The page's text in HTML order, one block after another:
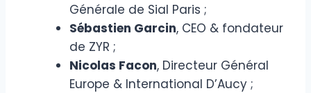
Générale de Sial Paris ;
Sébastien Garcin, CEO & fondateur
de ZYR ;
Nicolas Facon, Directeur Général
Europe & International D’Aucy ;